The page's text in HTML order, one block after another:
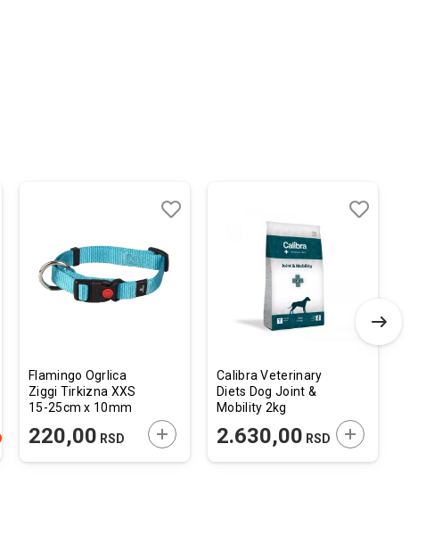
U KORPU
Flamingo Ogrlica
Ziggi Tirkizna XXS
15-25cm x 10mm
220,00 RSD DODAJTE U KORPU
listu
želja
Calibra Veterinary
Diets Dog Joint &
Mobility 2kg
2.630,00 RSD DODAJTE U